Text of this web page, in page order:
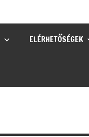
ELÉRHETŐSÉGEK